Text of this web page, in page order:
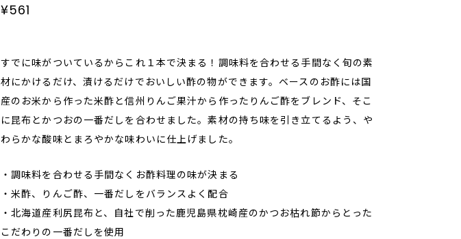
¥561
すでに味がついているからこれ１本で決まる！調味料を合わせる手間なく旬の素
材にかけるだけ、漬けるだけでおいしい酢の物ができます。ベースのお酢には国
産のお米から作った米酢と信州りんご果汁から作ったりんご酢をブレンド、そこ
に昆布とかつおの一番だしを合わせました。素材の持ち味を引き立てるよう、や
わらかな酸味とまろやかな味わいに仕上げました。
・調味料を合わせる手間なくお酢料理の味が決まる
・米酢、りんご酢、一番だしをバランスよく配合
・北海道産利尻昆布と、自社で削った鹿児島県枕崎産のかつお枯れ節からとった
こだわりの一番だしを使用